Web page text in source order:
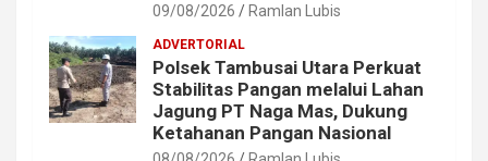
09/08/2026 Ramlan Lubis
ADVERTORIAL
Polsek Tambusai Utara Perkuat
Stabilitas Pangan melalui Lahan
Jagung PT Naga Mas, Dukung
Ketahanan Pangan Nasional